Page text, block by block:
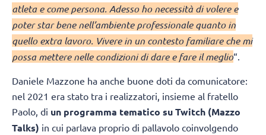
atleta e come persona. Adesso ho necessità di volere e
poter star bene nell’ambiente professionale quanto in
quello extra lavoro. Vivere in un contesto familiare che mi
possa mettere nelle condizioni di dare e fare il meglio“.
Daniele Mazzone ha anche buone doti da comunicatore:
nel 2021 era stato tra i realizzatori, insieme al fratello
Paolo, di un programma tematico su Twitch (Mazzo
Talks) in cui parlava proprio di pallavolo coinvolgendo